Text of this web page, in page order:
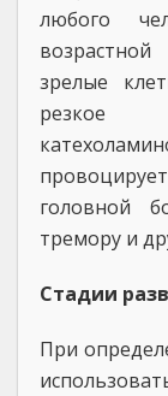
любого
зрелые
резкое
головной
тремору и
Стадии
При